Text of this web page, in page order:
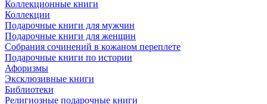
Коллекционные книги
Коллекции
Подарочные книги для мужчин
Подарочные книги для женщин
Собрания сочинений в кожаном переплете
Подарочные книги по истории
Афоризмы
Эксклюзивные книги
Библиотеки
Религиозные подарочные книги